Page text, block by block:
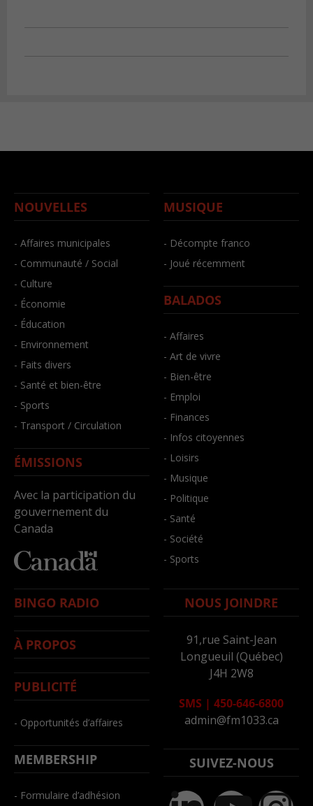
NOUVELLES
- Affaires municipales
- Communauté / Social
- Culture
- Économie
- Éducation
- Environnement
- Faits divers
- Santé et bien-être
- Sports
- Transport / Circulation
ÉMISSIONS
Avec la participation du
gouvernement du
Canada
MUSIQUE
- Décompte franco
- Joué récemment
BALADOS
- Affaires
- Art de vivre
- Bien-être
- Emploi
- Finances
- Infos citoyennes
- Loisirs
- Musique
- Politique
- Santé
- Société
- Sports
BINGO RADIO
À PROPOS
PUBLICITÉ
- Opportunités d’affaires
MEMBERSHIP
- Formulaire d’adhésion
NOUS JOINDRE
91,rue Saint-Jean
Longueuil (Québec)
J4H 2W8
SMS | 450-646-6800
admin@fm1033.ca
SUIVEZ-NOUS